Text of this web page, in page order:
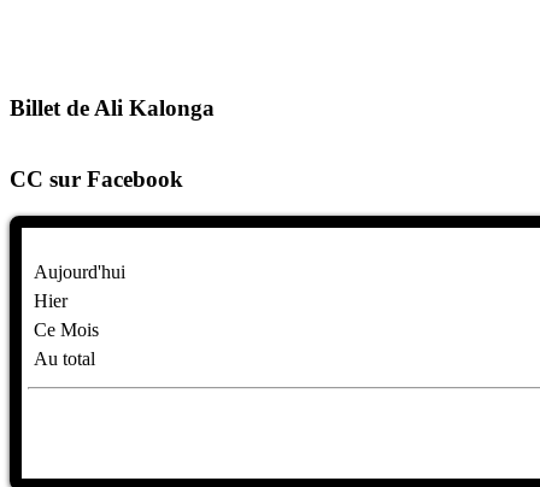
Billet de Ali Kalonga
CC sur Facebook
Aujourd'hui
Hier
Ce Mois
Au total